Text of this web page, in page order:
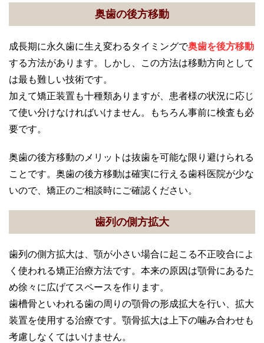
奥歯の後方移動
成長期に永久歯に生え変わるタイミングで奥歯を後方移動
する方法があります。しかし、この方法は移動方向として
は最も難しい技術です。
加えて矯正装置も十種類ありますが、患者様の状況に応じ
て使い分けなければいけません。もちろん事前に検査も必
要です。
奥歯の後方移動のメリットは抜歯を可能な限り避けられる
ことです。奥歯の後方移動は確実に行える歯科医院が少な
いので、矯正のご相談時にご確認ください。
歯列の側方拡大
歯列の側方拡大は、顎が小さい場合に起こる不正咬合によ
く使われる矯正治療方法です。本来の原因は顎骨にあるた
め徐々に広げてスペースを作ります。
歯槽骨といわれる歯の周りの顎骨の形成拡大を行い、拡大
装置を使用する治療です。顎骨拡大は上下の噛み合わせも
考慮しなくてはいけません。